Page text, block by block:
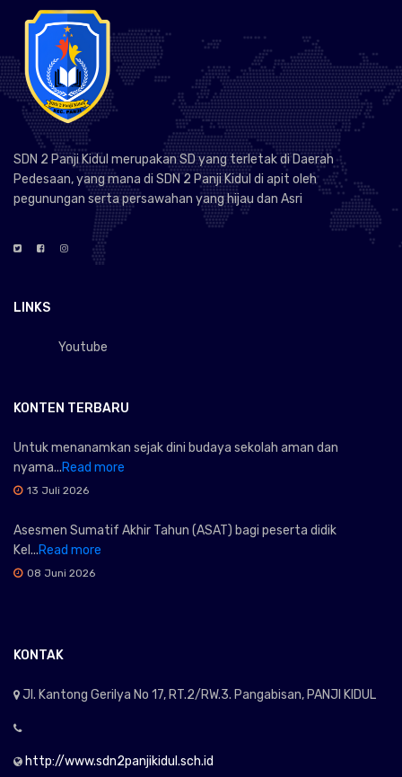
SDN 2 Panji Kidul merupakan SD yang terletak di Daerah
Pedesaan, yang mana di SDN 2 Panji Kidul di apit oleh
pegunungan serta persawahan yang hijau dan Asri
LINKS
Youtube
KONTEN TERBARU
Untuk menanamkan sejak dini budaya sekolah aman dan
nyama...Read more
13 Juli 2026
Asesmen Sumatif Akhir Tahun (ASAT) bagi peserta didik
Kel...Read more
08 Juni 2026
KONTAK
Jl. Kantong Gerilya No 17, RT.2/RW.3. Pangabisan, PANJI KIDUL
http://www.sdn2panjikidul.sch.id